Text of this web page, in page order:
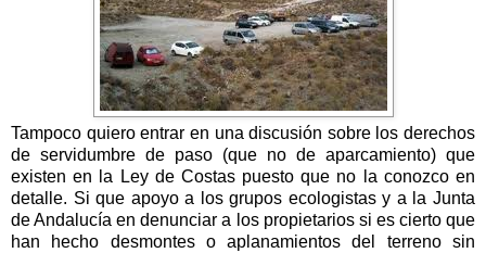
Tampoco quiero entrar en una discusión sobre los derechos
de servidumbre de paso (que no de aparcamiento) que
existen en la Ley de Costas puesto que no la conozco en
detalle. Si que apoyo a los grupos ecologistas y a la Junta
de Andalucía en denunciar a los propietarios si es cierto que
han hecho desmontes o aplanamientos del terreno sin